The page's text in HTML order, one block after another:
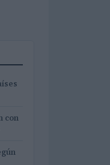
con